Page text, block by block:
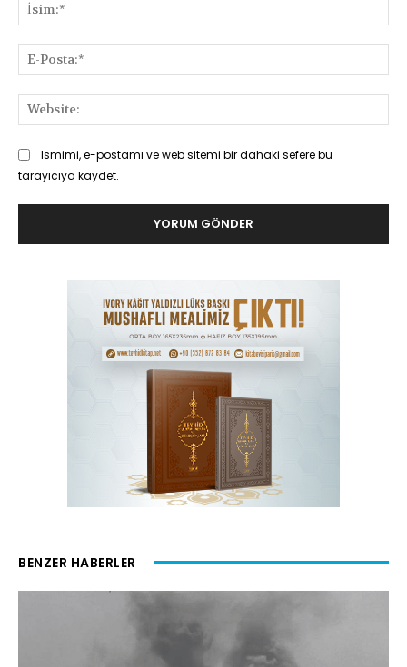
Ismimi, e-postamı ve web sitemi bir dahaki sefere bu
tarayıcıya kaydet.
BENZER HABERLER